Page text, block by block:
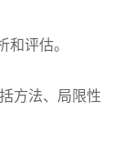
评估。
方法、局限性